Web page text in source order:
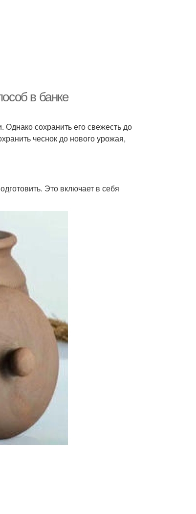
в банке
сохранить его свежесть до
чеснок до нового урожая,
Это включает в себя